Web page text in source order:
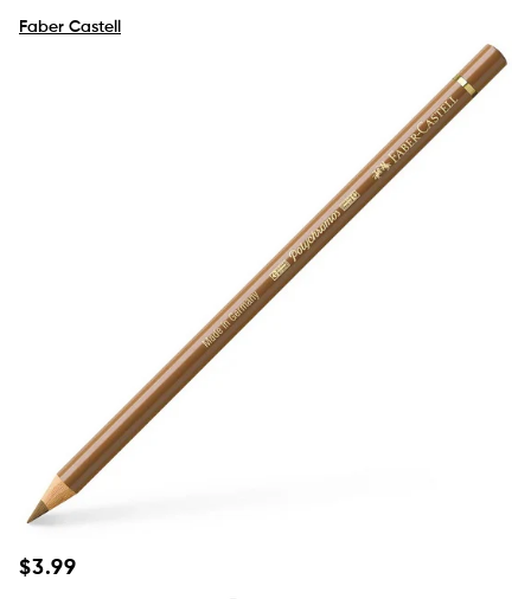
Faber Castell
Prix
$3.99